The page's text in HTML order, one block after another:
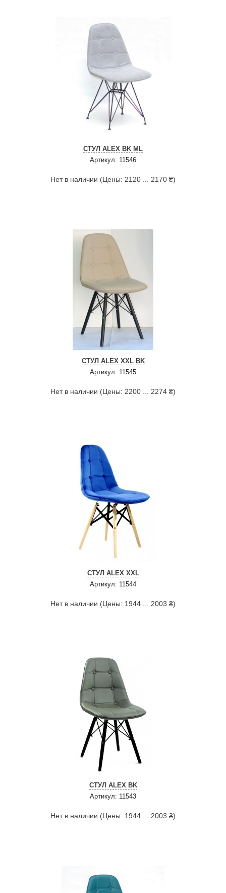
СТУЛ ALEX BK ML
Артикул: 11546
Нет в наличии (Цены: 2120 ... 2170 ₴)
СТУЛ ALEX XXL BK
Артикул: 11545
Нет в наличии (Цены: 2200 ... 2274 ₴)
СТУЛ ALEX XXL
Артикул: 11544
Нет в наличии (Цены: 1944 ... 2003 ₴)
СТУЛ ALEX BK
Артикул: 11543
Нет в наличии (Цены: 1944 ... 2003 ₴)